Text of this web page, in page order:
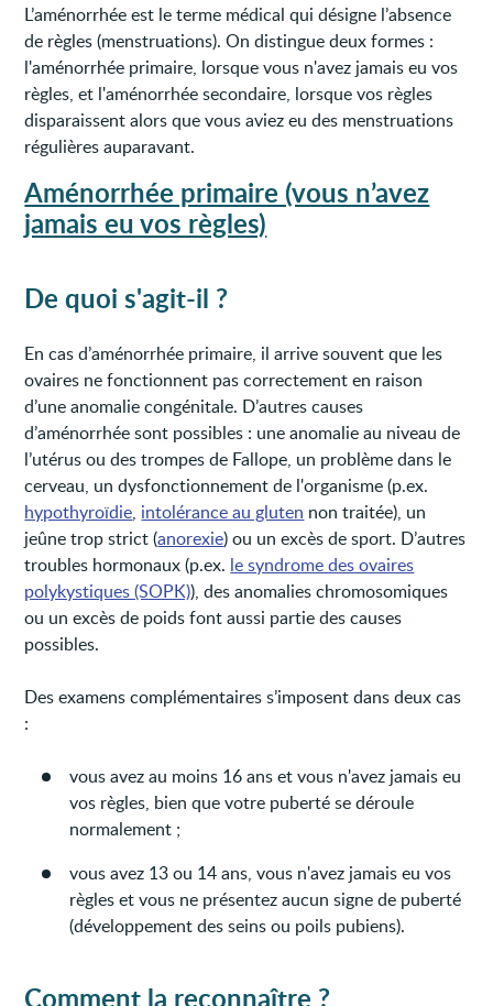
L’aménorrhée est le terme médical qui désigne l’absence
de règles (menstruations). On distingue deux formes :
l'aménorrhée primaire, lorsque vous n'avez jamais eu vos
règles, et l'aménorrhée secondaire, lorsque vos règles
disparaissent alors que vous aviez eu des menstruations
régulières auparavant.
Aménorrhée primaire (vous n’avez
jamais eu vos règles)
De quoi s'agit-il ?
En cas d’aménorrhée primaire, il arrive souvent que les
ovaires ne fonctionnent pas correctement en raison
d’une anomalie congénitale. D’autres causes
d’aménorrhée sont possibles : une anomalie au niveau de
l’utérus ou des trompes de Fallope, un problème dans le
cerveau, un dysfonctionnement de l'organisme (p.ex.
hypothyroïdie, intolérance au gluten non traitée), un
jeûne trop strict (anorexie) ou un excès de sport. D’autres
troubles hormonaux (p.ex. le syndrome des ovaires
polykystiques (SOPK)), des anomalies chromosomiques
ou un excès de poids font aussi partie des causes
possibles.
Des examens complémentaires s’imposent dans deux cas
:
vous avez au moins 16 ans et vous n'avez jamais eu
vos règles, bien que votre puberté se déroule
normalement ;
vous avez 13 ou 14 ans, vous n'avez jamais eu vos
règles et vous ne présentez aucun signe de puberté
(développement des seins ou poils pubiens).
Comment la reconnaître ?